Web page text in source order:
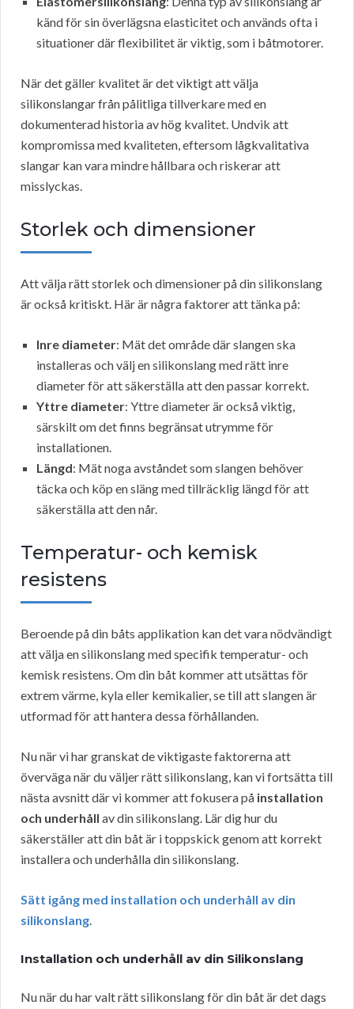
känd för sin överlägsna elasticitet och används ofta i
situationer där flexibilitet är viktig, som i båtmotorer.
När det gäller kvalitet är det viktigt att välja
silikonslangar från pålitliga tillverkare med en
dokumenterad historia av hög kvalitet. Undvik att
kompromissa med kvaliteten, eftersom lågkvalitativa
slangar kan vara mindre hållbara och riskerar att
misslyckas.
Storlek och dimensioner
Att välja rätt storlek och dimensioner på din silikonslang
är också kritiskt. Här är några faktorer att tänka på:
Inre diameter: Mät det område där slangen ska
installeras och välj en silikonslang med rätt inre
diameter för att säkerställa att den passar korrekt.
Yttre diameter: Yttre diameter är också viktig,
särskilt om det finns begränsat utrymme för
installationen.
Längd: Mät noga avståndet som slangen behöver
täcka och köp en släng med tillräcklig längd för att
säkerställa att den når.
Temperatur- och kemisk
resistens
Beroende på din båts applikation kan det vara nödvändigt
att välja en silikonslang med specifik temperatur- och
kemisk resistens. Om din båt kommer att utsättas för
extrem värme, kyla eller kemikalier, se till att slangen är
utformad för att hantera dessa förhållanden.
Nu när vi har granskat de viktigaste faktorerna att
överväga när du väljer rätt silikonslang, kan vi fortsätta till
nästa avsnitt där vi kommer att fokusera på installation
och underhåll av din silikonslang. Lär dig hur du
säkerställer att din båt är i toppskick genom att korrekt
installera och underhålla din silikonslang.
Sätt igång med installation och underhåll av din
silikonslang.
Installation och underhåll av din Silikonslang
Nu när du har valt rätt silikonslang för din båt är det dags